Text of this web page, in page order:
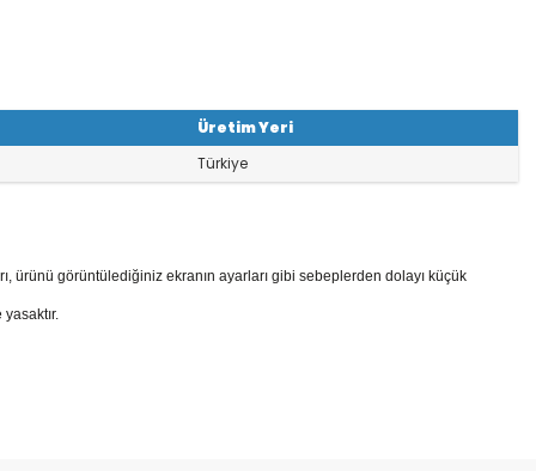
Üretim Yeri
Türkiye
ürünü görüntülediğiniz ekranın ayarları gibi sebeplerden dolayı küçük